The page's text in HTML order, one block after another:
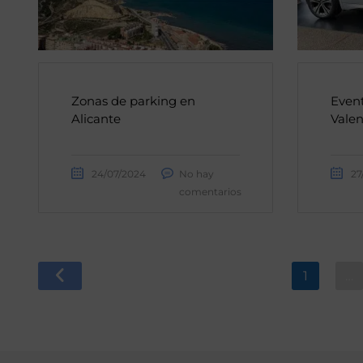
Zonas de parking en
Alicante
24/07/2024
No hay
comentarios
1